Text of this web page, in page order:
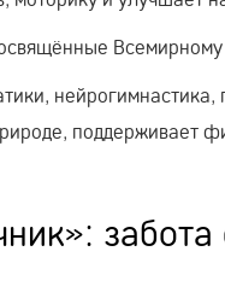
поддерживает